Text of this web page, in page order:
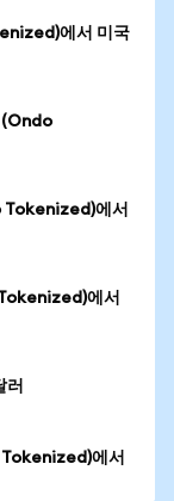
에서 미국
(Ondo
에서
에서
러
에서